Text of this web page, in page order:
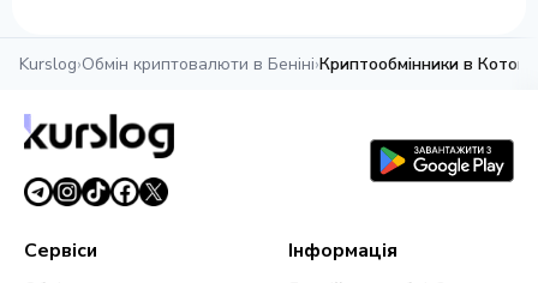
Kurslog›Обмін криптовалюти в Беніні›Криптообмінники в Котону
Сервіси Інформація